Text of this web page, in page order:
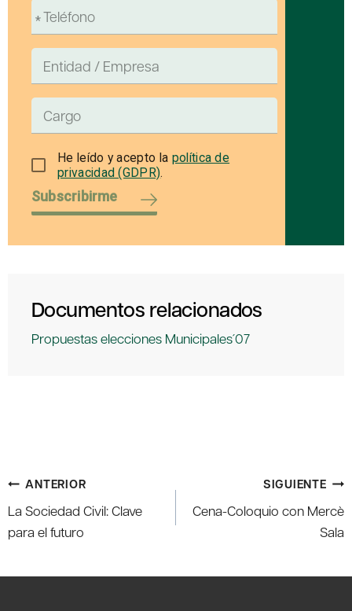
He leído y acepto la política de
privacidad (GDPR).
Subscribirme
Documentos relacionados
Propuestas elecciones Municipales´07
Navegación
de
entradas
ANTERIOR
La Sociedad Civil: Clave
para el futuro
SIGUIENTE
Cena-Coloquio con Mercè
Sala